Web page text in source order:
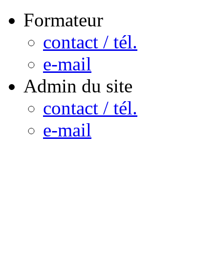
Formateur
contact / tél.
e-mail
Admin du site
contact / tél.
e-mail